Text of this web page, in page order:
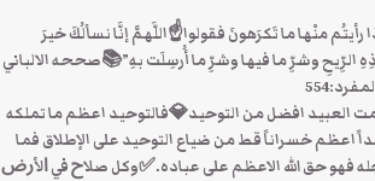
منْها ما تَكرَهونَ فقولوا☝اللَّهمَّ إنَّا نسألُكَ خيرَ
الرِّيحِ وشرِّ ما فيها وشرِّ ما أُرسِلَت بهِ”📚صححه الالباني
العبيد افضل من التوحيد💎فالتوحيد اعظم ما تملكه
اعظم خسراناً قط من ضياع التوحيد على الإطلاق فما
اجله فهو حق الله الاعظم على عباده.✅وﻛﻞ ﺻﻼﺡ ﻓﻲ ﺍﻷﺭﺽ